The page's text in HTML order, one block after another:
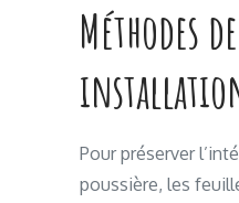
Méthodes
Pour préserver
poussière, les